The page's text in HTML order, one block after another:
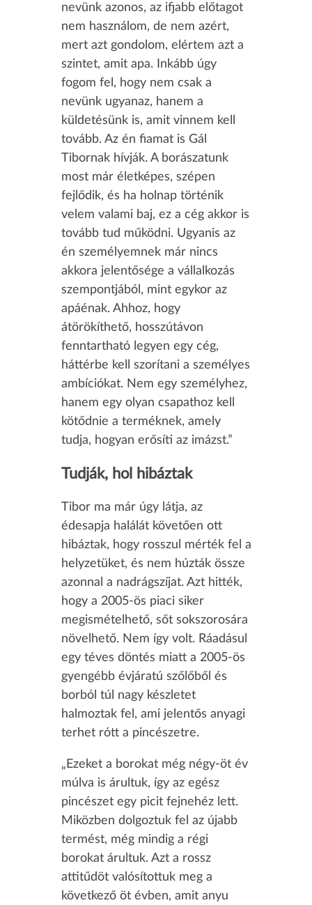
nevünk azonos, az ifjabb előtagot
nem használom, de nem azért,
mert azt gondolom, elértem azt a
szintet, amit apa. Inkább úgy
fogom fel, hogy nem csak a
nevünk ugyanaz, hanem a
küldetésünk is, amit vinnem kell
tovább. Az én fiamat is Gál
Tibornak hívják. A borászatunk
most már életképes, szépen
fejlődik, és ha holnap történik
velem valami baj, ez a cég akkor is
tovább tud működni. Ugyanis az
én személyemnek már nincs
akkora jelentősége a vállalkozás
szempontjából, mint egykor az
apáénak. Ahhoz, hogy
átörökíthető, hosszútávon
fenntartható legyen egy cég,
háttérbe kell szorítani a személyes
ambíciókat. Nem egy személyhez,
hanem egy olyan csapathoz kell
kötődnie a terméknek, amely
tudja, hogyan erősíti az imázst.”
Tudják, hol hibáztak
Tibor ma már úgy látja, az
édesapja halálát követően ott
hibáztak, hogy rosszul mérték fel a
helyzetüket, és nem húzták össze
azonnal a nadrágszíjat. Azt hitték,
hogy a 2005-ös piaci siker
megismételhető, sőt sokszorosára
növelhető. Nem így volt. Ráadásul
egy téves döntés miatt a 2005-ös
gyengébb évjáratú szőlőből és
borból túl nagy készletet
halmoztak fel, ami jelentős anyagi
terhet rótt a pincészetre.
„Ezeket a borokat még négy-öt év
múlva is árultuk, így az egész
pincészet egy picit fejnehéz lett.
Miközben dolgoztuk fel az újabb
termést, még mindig a régi
borokat árultuk. Azt a rossz
attitűdöt valósítottuk meg a
következő öt évben, amit anyu